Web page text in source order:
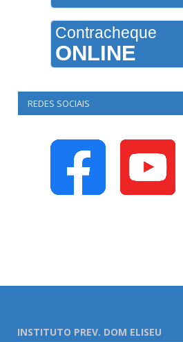
Contracheque
ONLINE
REDES SOCIAIS
INSTITUTO PREV. DOM ELISEU